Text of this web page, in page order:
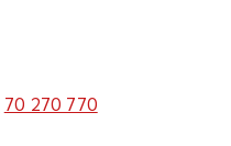
70 270 770